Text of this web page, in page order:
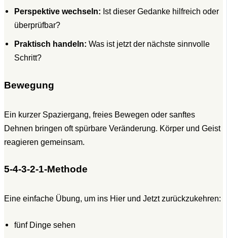
Perspektive wechseln: Ist dieser Gedanke hilfreich oder
überprüfbar?
Praktisch handeln: Was ist jetzt der nächste sinnvolle
Schritt?
Bewegung
Ein kurzer Spaziergang, freies Bewegen oder sanftes
Dehnen bringen oft spürbare Veränderung. Körper und Geist
reagieren gemeinsam.
5-4-3-2-1-Methode
Eine einfache Übung, um ins Hier und Jetzt zurückzukehren:
fünf Dinge sehen